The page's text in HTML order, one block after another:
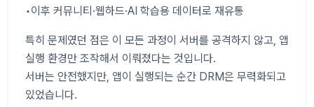
•이후 커뮤니티·웹하드·AI 학습용 데이터로 재유통
특히 문제였던 점은 이 모든 과정이 서버를 공격하지 않고, 앱
실행 환경만 조작해서 이뤄졌다는 것입니다.
서버는 안전했지만, 앱이 실행되는 순간 DRM은 무력화되고
있었습니다.